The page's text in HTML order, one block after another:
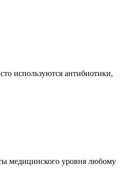
используются антибиотики,
медицинского уровня любому